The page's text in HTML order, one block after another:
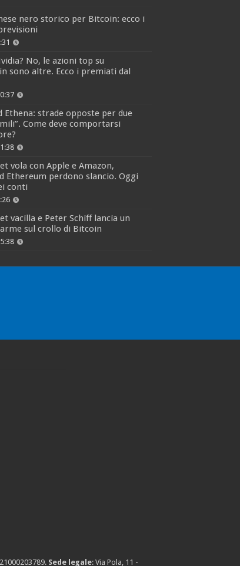
nero storico per Bitcoin: ecco i
No, le azioni top su
sono altre. Ecco i premiati dal
Ethena: strade opposte per due
Come deve comportarsi
vola con Apple e Amazon,
Ethereum perdono slancio. Oggi
conti
vacilla e Peter Schiff lancia un
sul crollo di Bitcoin
. Sede legale: Via Pola, 11 -